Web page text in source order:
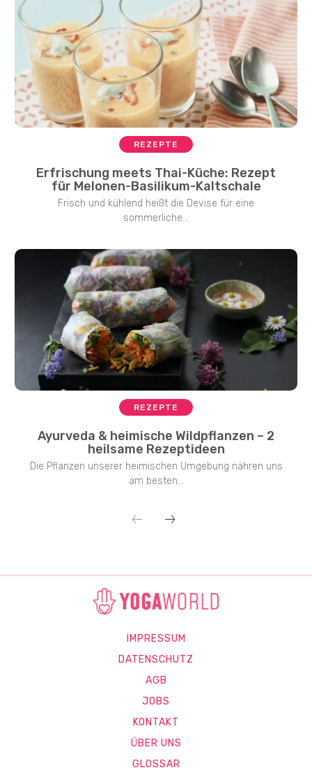
REZEPTE
Erfrischung meets Thai-Küche: Rezept
für Melonen-Basilikum-Kaltschale
Frisch und kühlend heißt die Devise für eine
sommerliche...
REZEPTE
Ayurveda & heimische Wildpflanzen – 2
heilsame Rezeptideen
Die Pflanzen unserer heimischen Umgebung nähren uns
am besten...
IMPRESSUM
DATENSCHUTZ
AGB
JOBS
KONTAKT
ÜBER UNS
GLOSSAR